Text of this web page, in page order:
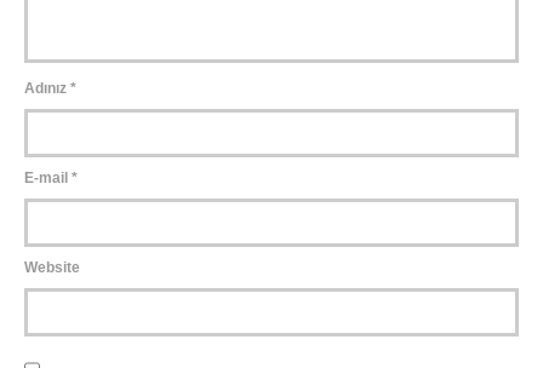
Adınız *
E-mail *
Website